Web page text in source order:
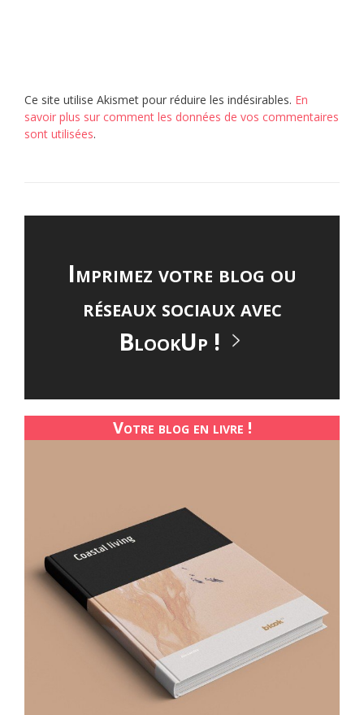
Ce site utilise Akismet pour réduire les indésirables. En
savoir plus sur comment les données de vos commentaires
sont utilisées.
Imprimez votre blog ou
réseaux sociaux avec
BlookUp !
Votre blog en livre !